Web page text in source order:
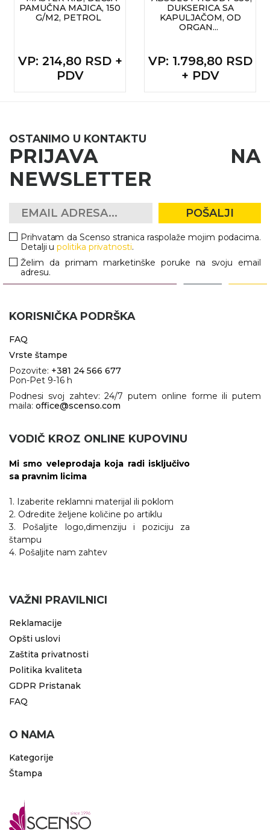
PAMUČNA MAJICA, 150
G/M2, PETROL
VP: 214,80 RSD +
PDV
DUKSERICA SA
KAPULJAČOM, OD
ORGAN...
VP: 1.798,80 RSD
+ PDV
OSTANIMO U KONTAKTU
PRIJAVA NA
NEWSLETTER
POŠALJI
Prihvatam da Scenso stranica raspolaže mojim podacima.
Detalji upolitika privatnosti.
Želim da primam marketinške poruke na svoju email
adresu.
KORISNIČKA PODRŠKA
FAQ
Vrste štampe
Pozovite: +381 24 566 677
Pon-Pet 9-16 h
Podnesi svoj zahtev: 24/7 putem online forme ili putem
maila: office@scenso.com
VODIČ KROZ ONLINE KUPOVINU
Mi smo veleprodaja koja radi isključivo
sa pravnim licima
1. Izaberite reklamni materijal ili poklom
2. Odredite željene količine po artiklu
3. Pošaljite logo,dimenziju i poziciju za
štampu
4. Pošaljite nam zahtev
VAŽNI PRAVILNICI
Reklamacije
Opšti uslovi
Zaštita privatnosti
Politika kvaliteta
GDPR Pristanak
FAQ
O NAMA
Kategorije
Štampa